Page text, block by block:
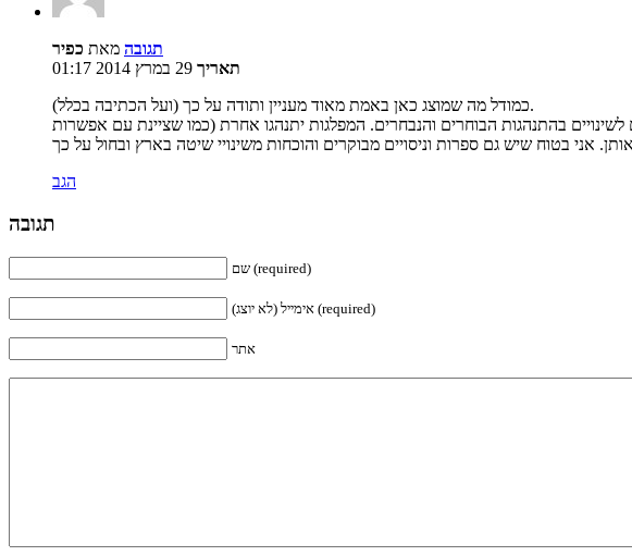
תגובה מאת כפיר
תאריך
כמודל מה שמוצג כאן באמת מאוד מעניין ותודה על כך (ועל הכתיבה בכלל).
בהתנהגות הבוחרים והנבחרים. המפלגות יתנהגו אחרת (כמו שציינת עם אפשרות
הגב
תגובה
שם (required)
אימייל (לא יוצג) (required)
אתר